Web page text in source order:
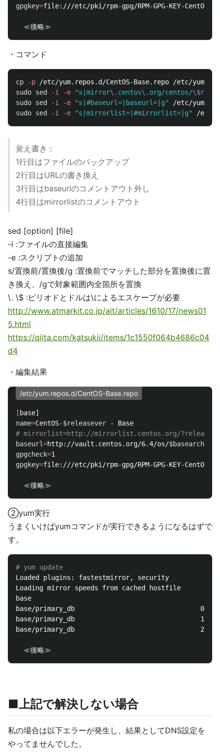
gpgkey=file:///etc/pki/rpm-gpg/RPM-GPG-KEY-CentOS-6
・コマンド
cp
-p
sudo sed
-i -e "s|mirror\. centos\. org/centos/\$
sudo sed
-i -e
"s|#baseurl=|baseurl=|g"
sudo sed
-i -e "s|mirrorlist=|#mirrorlist=|g"
覚え書き：
1行目はファイルのバックアップ
2行目はURLの書き換え
3行目はbaseurlのコメントアウト外し
4行目はmirrorlistのコメントアウト
sed [option] [file]
-i :ファイルの直接編集
-e :スクリプトの追加
s/置換前/置換後/g :置換前でマッチした部分を置換後に置
き換え、/gで対象範囲内全箇所を置換
\. \$ :ピリオドとドルは\によるエスケープが必要
http://www.atmarkit.co.jp/ait/articles/1610/17/news01
5.html
https://qiita.com/katsukii/items/1c1550f064b4686c04
d4
・編集結果
/etc/yum.repos.d/CentOS-Base.repo
[
name=CentOS-$releasever
# mirrorlist=http://mirrorlist.centos.org/
baseurl=http://vault.centos.org/6.4/os/$basearch
gpgcheck=
gpgkey=file:///etc/pki/rpm-gpg/RPM-GPG-KEY-CentOS-
②yum実行
うまくいけばyumコマンドが実行できるようになるはずで
す。
# yum update
Loaded plugins: fastestmirror, security
Loading mirror speeds from cached hostfile
base
base/primary_db                                0%
base/primary_db                                1%
base/primary_db                                2%
■上記で解決しない場合
私の場合は以下エラーが発生し、結果としてDNS設定を
やってませんでした。